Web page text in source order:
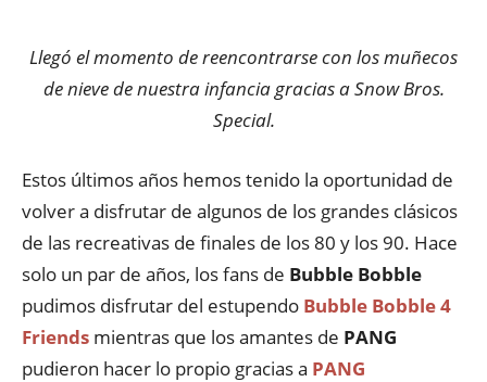
Llegó el momento de reencontrarse con los muñecos
de nieve de nuestra infancia gracias a Snow Bros.
Special.
Estos últimos años hemos tenido la oportunidad de
volver a disfrutar de algunos de los grandes clásicos
de las recreativas de finales de los 80 y los 90. Hace
solo un par de años, los fans de Bubble Bobble
pudimos disfrutar del estupendo Bubble Bobble 4
Friends mientras que los amantes de PANG
pudieron hacer lo propio gracias a PANG